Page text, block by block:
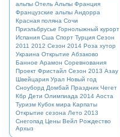
альпы Отель Альпы Франция
Французские альпы Андорра
Красная поляна Сочи
Приэльбрусье Горнолыжный курорт
Испания Сша Спорт Турция Сезон
2011 2012 Сезон 2014 Роза хутор
Украина Открытие Абзаково
Банное Арамон Соревнования
Проект Фристайл Сезон 2013 Азау
Швейцария Урал Новый год
Сноуборд Домбай Праздник Чегет
Кбр Дети Олимпиада 2014 Аоста
Туризм Кубок мира Карпаты
Открытие сезона Лето 2013
Снегопад Цены Вейл Рождество
Архыз